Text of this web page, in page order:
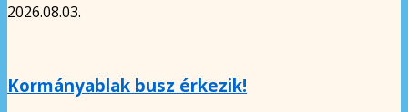
2026.08.03.
Kormányablak busz érkezik!